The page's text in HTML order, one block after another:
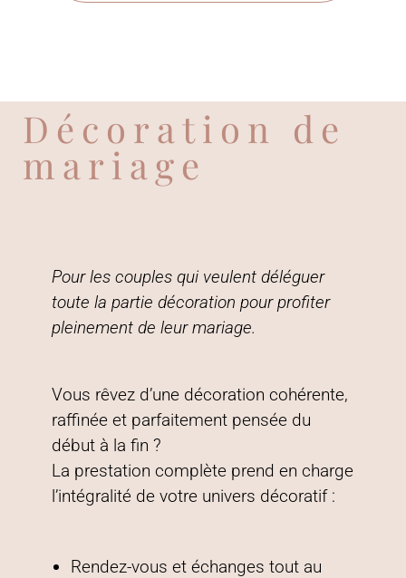
Décoration de
mariage
Pourles couples qui veulent déléguer
toute la partie décoration pour profiter
pleinement de leur mariage.
Vous rêvez d’une décoration cohérente,
raffinée et parfaitement pensée du
début à la fin ?
La prestation complète prend en charge
l’intégralité de votre univers décoratif :
Rendez-vous et échanges tout au